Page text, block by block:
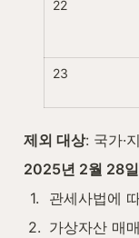
22
23
제외 대상: 국가·
2025년 2월 28
1.
관세사법에
2. 가상자산 매